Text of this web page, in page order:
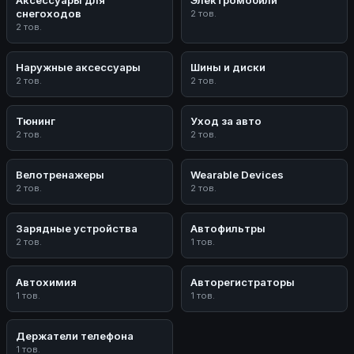
снегоходов
2 тов.
2 тов.
Наружные аксессуары
2 тов.
Шины и диски
2 тов.
Тюнинг
2 тов.
Уход за авто
2 тов.
Велотренажеры
2 тов.
Wearable Devices
2 тов.
Зарядные устройства
2 тов.
Автофильтры
1 тов.
Автохимия
1 тов.
Авторегистраторы
1 тов.
Держатели телефона
1 тов.